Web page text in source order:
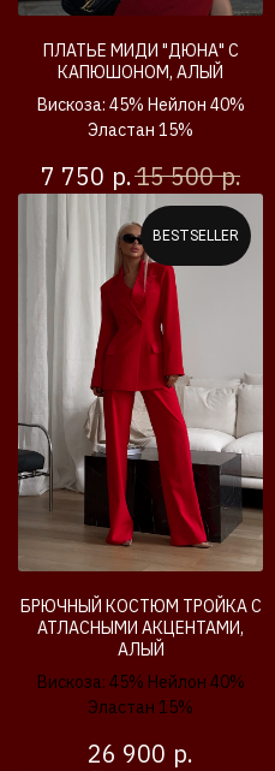
ПЛАТЬЕ МИДИ "ДЮНА" С
КАПЮШОНОМ, АЛЫЙ
Вискоза: 45% Нейлон 40%
Эластан 15%
7 750 р.15 500 р.
BESTSELLER
БРЮЧНЫЙ КОСТЮМ ТРОЙКА С
АТЛАСНЫМИ АКЦЕНТАМИ,
АЛЫЙ
Вискоза: 45% Нейлон 40%
Эластан 15%
26 900 р.